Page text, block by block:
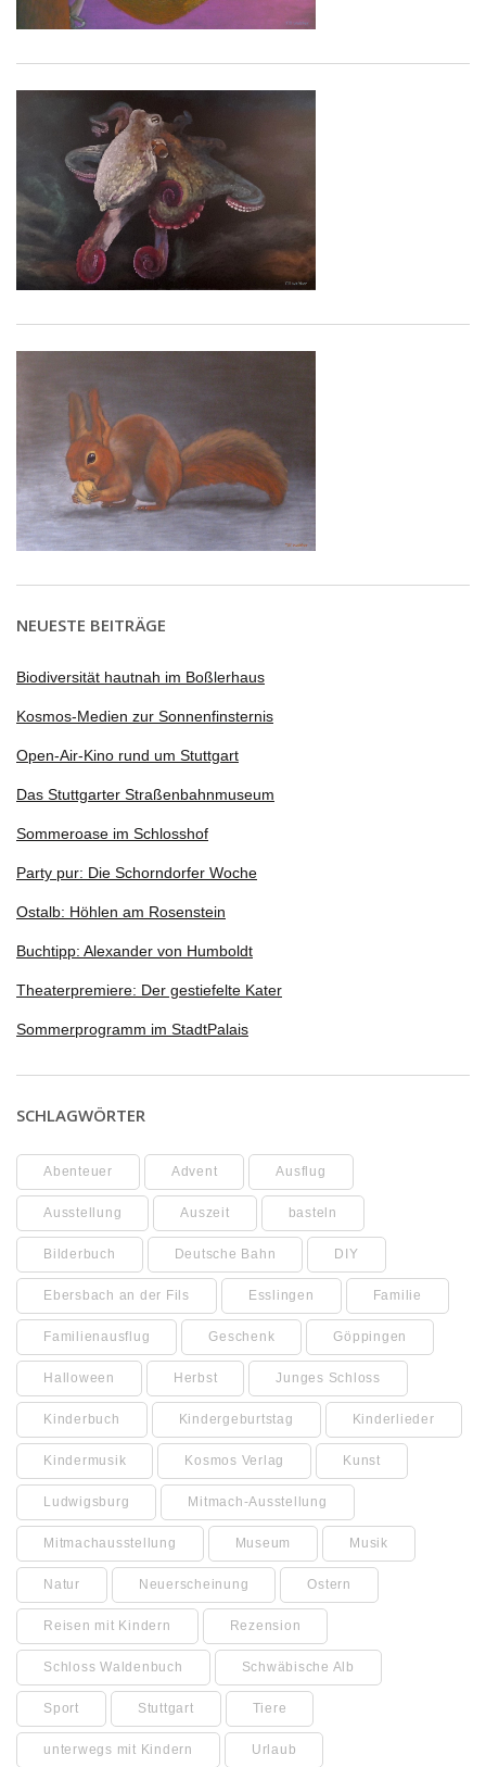
NEUESTE BEITRÄGE
Biodiversität hautnah im Boßlerhaus
Kosmos-Medien zur Sonnenfinsternis
Open-Air-Kino rund um Stuttgart
Das Stuttgarter Straßenbahnmuseum
Sommeroase im Schlosshof
Party pur: Die Schorndorfer Woche
Ostalb: Höhlen am Rosenstein
Buchtipp: Alexander von Humboldt
Theaterpremiere: Der gestiefelte Kater
Sommerprogramm im StadtPalais
SCHLAGWÖRTER
Abenteuer Advent Ausflug
Ausstellung Auszeit basteln
Bilderbuch Deutsche Bahn DIY
Ebersbach an der Fils Esslingen Familie
Familienausflug Geschenk Göppingen
Halloween Herbst Junges Schloss
Kinderbuch Kindergeburtstag Kinderlieder
Kindermusik Kosmos Verlag Kunst
Ludwigsburg Mitmach-Ausstellung
Mitmachausstellung Museum Musik
Natur Neuerscheinung Ostern
Reisen mit Kindern Rezension
Schloss Waldenbuch Schwäbische Alb
Sport Stuttgart Tiere
unterwegs mit Kindern Urlaub